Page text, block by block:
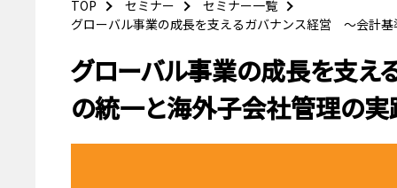
TOP セミナー
セミナー一覧
グローバル事業の成長を支えるガバナンス経営 〜会計
グローバル事業の成長を支
の統一と海外子会社管理の